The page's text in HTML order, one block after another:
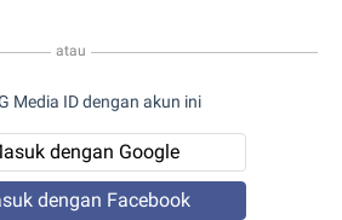
atau
Media ID dengan akun ini
dengan Google
dengan Facebook